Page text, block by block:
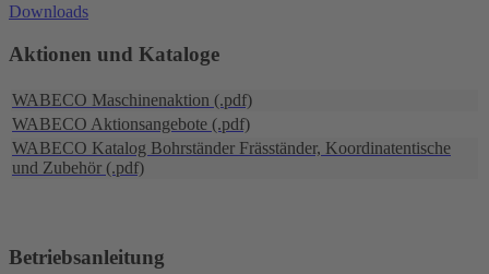
Downloads
Aktionen und Kataloge
WABECO Maschinenaktion (.pdf)
WABECO Aktionsangebote (.pdf)
WABECO Katalog Bohrständer Fräsständer, Koordinatentische
und Zubehör (.pdf)
Betriebsanleitung